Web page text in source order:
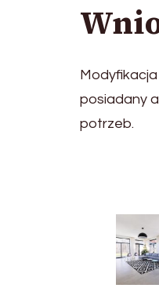
posiadany
potrzeb.